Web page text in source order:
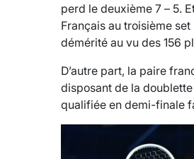
perd le deuxième 7 – 5.
Français au troisième
démérité au vu des 156
D’autre part, la paire
disposant de la doublette
qualifiée en demi-finale